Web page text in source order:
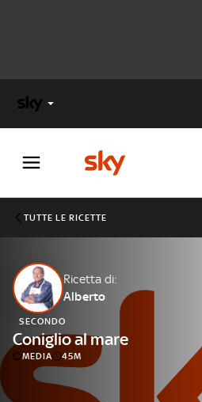
Cos’altro vedere:
PROGRAMMI SKY
Un mondo di offerte:
SKY.IT
NOW
TUTTE LE RICETTE
Ricetta di:
Alberto
SECONDO
Coniglio al mare
MEDIA 45M